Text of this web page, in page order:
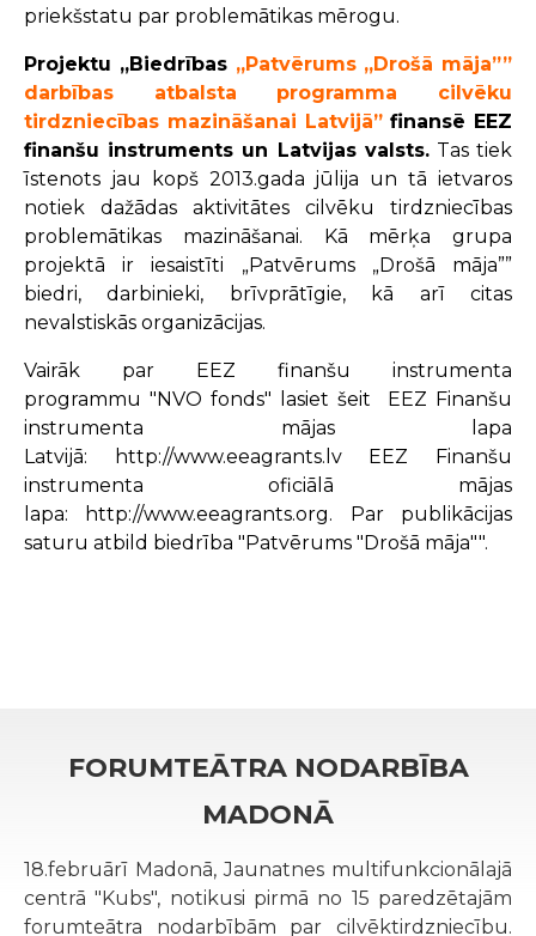
priekšstatu par problemātikas mērogu.
Projektu „Biedrības „Patvērums „Drošā māja””
darbības atbalsta programma cilvēku
tirdzniecības mazināšanai Latvijā”finansē EEZ
finanšu instruments un Latvijas valsts.Tas tiek
īstenots jau kopš 2013.gada jūlija un tā ietvaros
notiek dažādas aktivitātes cilvēku tirdzniecības
problemātikas mazināšanai. Kā mērķa grupa
projektā ir iesaistīti „Patvērums „Drošā māja””
biedri, darbinieki, brīvprātīgie, kā arī citas
nevalstiskās organizācijas.
Vairāk par EEZ finanšu instrumenta
programmu "NVO fonds" lasiet šeit EEZ Finanšu
instrumenta mājas lapa
Latvijā:
http://www.eeagrants.lvEEZ Finanšu
instrumenta oficiālā mājas
lapa:
http://www.eeagrants.org. Par publikācijas
saturu atbild biedrība "Patvērums "Drošā māja"".
FORUMTEĀTRA NODARBĪBA
MADONĀ
18.februārī Madonā, Jaunatnes multifunkcionālajā
centrā "Kubs", notikusi pirmā no 15 paredzētajām
forumteātra nodarbībām par cilvēktirdzniecību.